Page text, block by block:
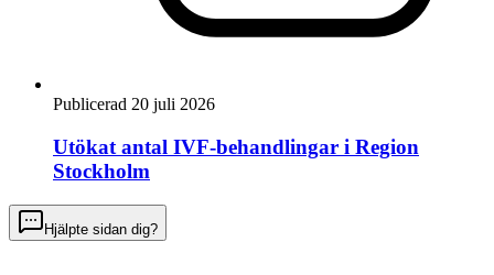
Publicerad 20 juli 2026
Utökat antal IVF-behandlingar i Region
Stockholm
Hjälpte sidan dig?